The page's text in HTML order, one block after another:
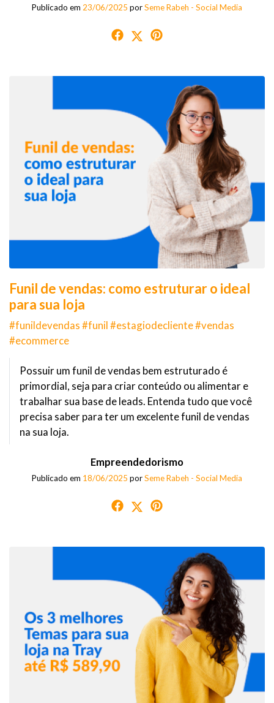
Publicado em 23/06/2025 porSeme Rabeh - Social Media
Funil de vendas: como estruturar o ideal
para sua loja
#funildevendas #funil #estagiodecliente #vendas
#ecommerce
Possuir um funil de vendas bem estruturado é
primordial, seja para criar conteúdo ou alimentar e
trabalhar sua base de leads. Entenda tudo que você
precisa saber para ter um excelente funil de vendas
na sua loja.
Empreendedorismo
Publicado em 18/06/2025 porSeme Rabeh - Social Media